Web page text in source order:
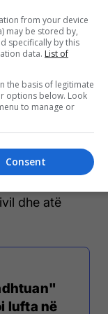
rus,
ruse.
konferencën
rusëve në
parë që nga
raport me
gjë që
të acaruara
u bë
dhe atë
lufta në
from your device
may be stored by,
specifically by this
data. List of
the basis of legitimate
options below. Look
to manage or
Consent